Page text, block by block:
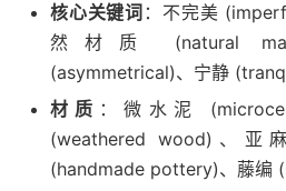
核心关键词 ：不完美
然材质 (natural
(asymmetrical)、宁静
材质 ：微水泥
(weathered wood)、亚
(handmade pottery)、藤编